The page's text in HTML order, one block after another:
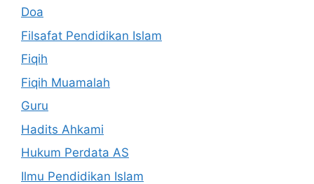
Doa
Filsafat Pendidikan Islam
Fiqih
Fiqih Muamalah
Guru
Hadits Ahkami
Hukum Perdata AS
Ilmu Pendidikan Islam